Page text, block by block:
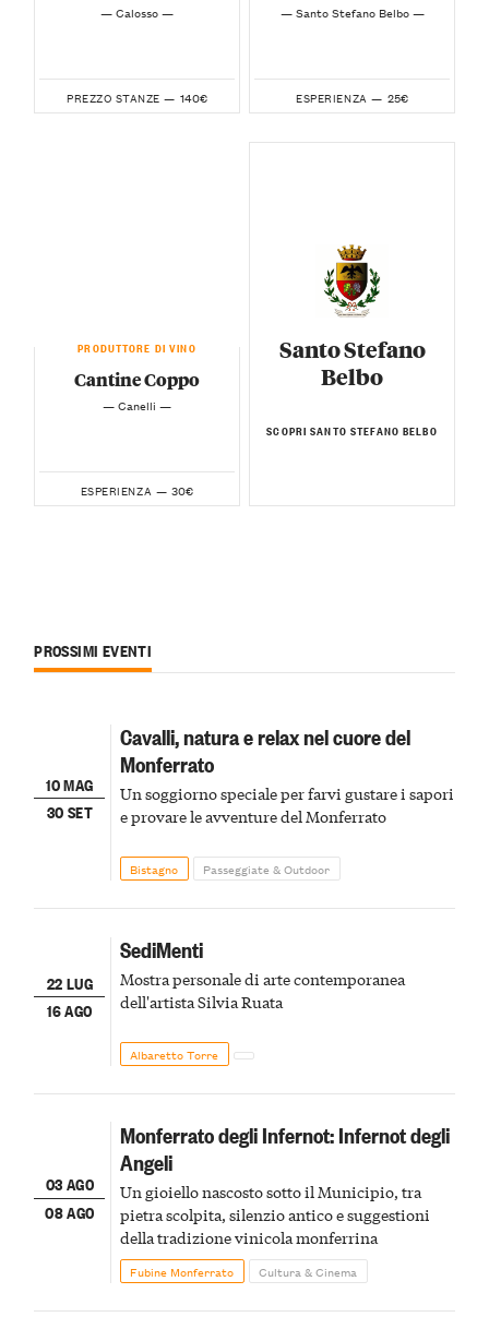
— Calosso —
PREZZO STANZE — 140€
— Santo Stefano Belbo —
ESPERIENZA — 25€
PRODUTTORE DI VINO
Cantine Coppo
— Canelli —
ESPERIENZA — 30€
Santo Stefano
Belbo
SCOPRI SANTO STEFANO BELBO
PROSSIMI EVENTI
10 MAG
30 SET
Cavalli, natura e relax nel cuore del
Monferrato
Un soggiorno speciale per farvi gustare i sapori
e provare le avventure del Monferrato
Bistagno Passeggiate & Outdoor
22 LUG
16 AGO
SediMenti
Mostra personale di arte contemporanea
dell'artista Silvia Ruata
Albaretto Torre
03 AGO
08 AGO
Monferrato degli Infernot: Infernot degli
Angeli
Un gioiello nascosto sotto il Municipio, tra
pietra scolpita, silenzio antico e suggestioni
della tradizione vinicola monferrina
Fubine Monferrato Cultura & Cinema